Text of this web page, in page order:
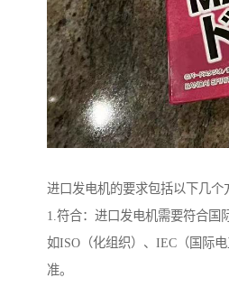
进口发电机的要求包括以下几个
1.符合：进口发电机需要符合国
如ISO（化组织）、IEC（国际
准。